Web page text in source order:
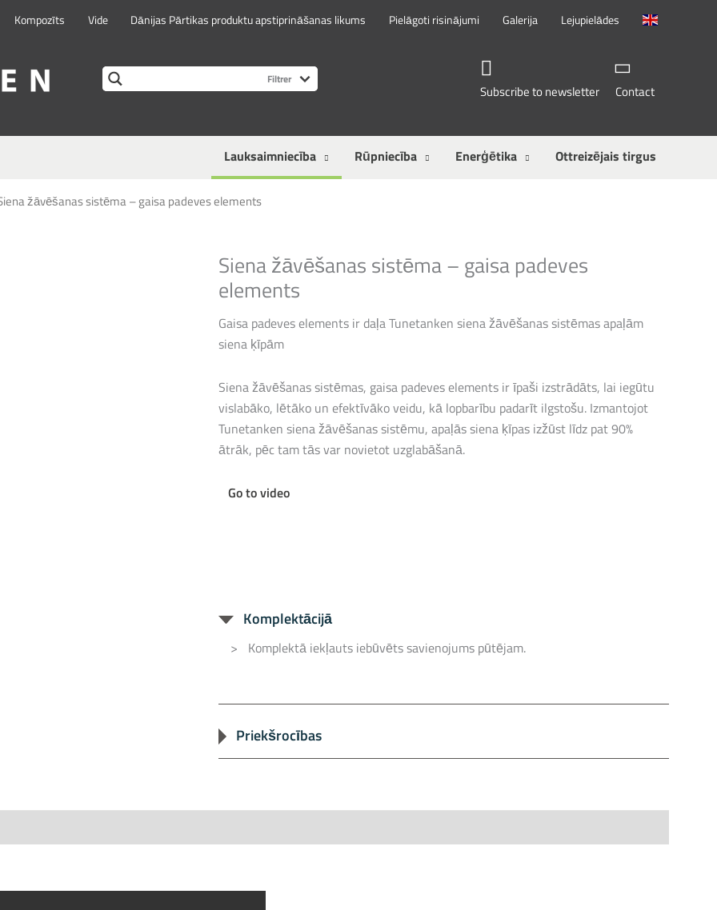
Kompozīts Vide Dānijas Pārtikas produktu apstiprināšanas likums Pielāgoti risinājumi Galerija Lejupielādes
Subscribe to newsletter Contact
Lauksaimniecība Rūpniecība Enerģētika Ottreizējais tirgus
žāvēšanas sistēma – gaisa padeves elements
Siena žāvēšanas sistēma – gaisa padeves
elements
Gaisa padeves elements ir daļa Tunetanken siena žāvēšanas sistēmas apaļām
siena ķīpām
Siena žāvēšanas sistēmas, gaisa padeves elements ir īpaši izstrādāts, lai iegūtu
vislabāko, lētāko un efektīvāko veidu, kā lopbarību padarīt ilgstošu. Izmantojot
Tunetanken siena žāvēšanas sistēmu, apaļās siena ķīpas izžūst līdz pat 90%
ātrāk, pēc tam tās var novietot uzglabāšanā.
Go to video
Komplektācijā
Komplektā iekļauts iebūvēts savienojums pūtējam.
Priekšrocības
Viegls svars nodrošina ātru un drošu uzstādīšanu un pārvietošanu.